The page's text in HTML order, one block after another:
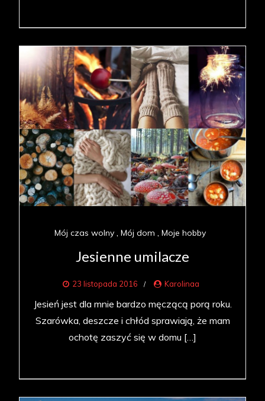
Mój czas wolny Mój dom Moje hobby
Jesienne umilacze
23 listopada 2016 Karolinaa
Jesień jest dla mnie bardzo męczącą porą roku.
Szarówka, deszcze i chłód sprawiają, że mam
ochotę zaszyć się w domu […]